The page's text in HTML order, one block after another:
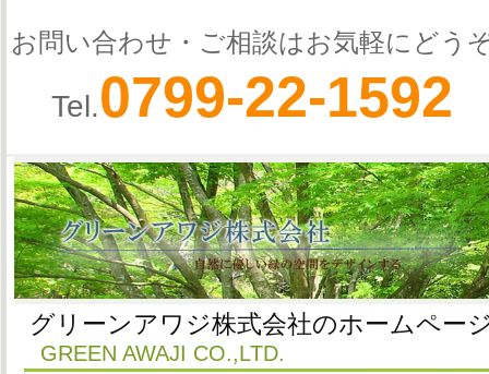
お問い合わせ・ご相談はお気軽にどう
Tel.0799-22-1592
グリーンアワジ株式会社のホームペー
GREEN AWAJI CO.,LTD.